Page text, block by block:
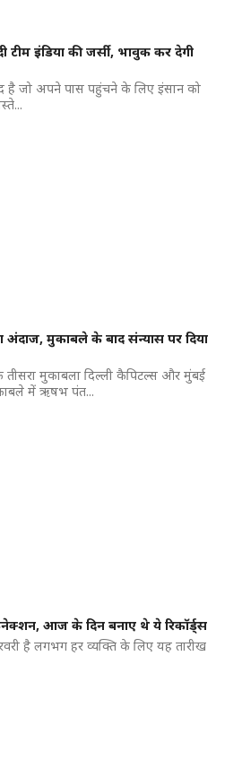
टीम इंडिया की जर्सी, भावुक कर देगी
है जो अपने पास पहुंचने के लिए इंसान को
अंदाज, मुकाबले के बाद संन्यास पर दिया
मुकाबला दिल्ली कैपिटल्स और मुंबई
में ऋषभ पंत...
आज के दिन बनाए थे ये रिकॉर्ड्स
है लगभग हर व्यक्ति के लिए यह तारीख